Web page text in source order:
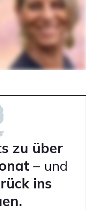
zu über
– und
ins